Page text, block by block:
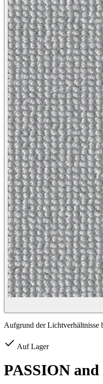
Aufgrund der Lichtverhältnisse
Auf Lager
PASSION